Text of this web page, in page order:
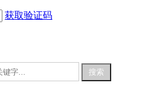
获取验证码